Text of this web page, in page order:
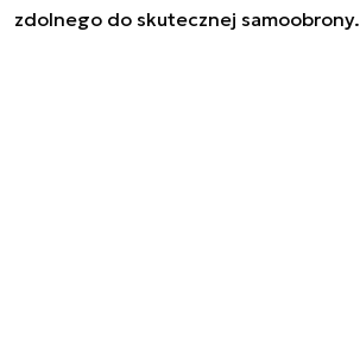
zdolnego do skutecznej samoobrony.